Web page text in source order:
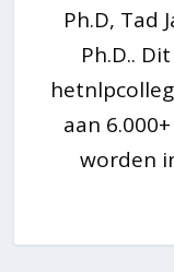
Ph.D, Tad
Ph.D..
aan
worden